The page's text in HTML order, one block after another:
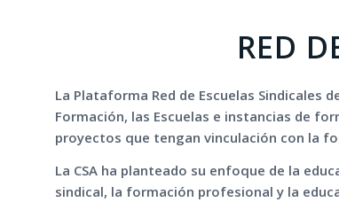
RED
La Plataforma Red de Escuelas Sindicales
Formación, las Escuelas e instancias de
proyectos que tengan vinculación con la
La CSA ha planteado su enfoque de la
sindical, la formación profesional y la